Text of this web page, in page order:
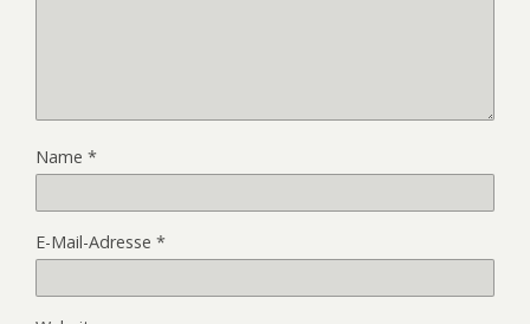
Name *
E-Mail-Adresse *